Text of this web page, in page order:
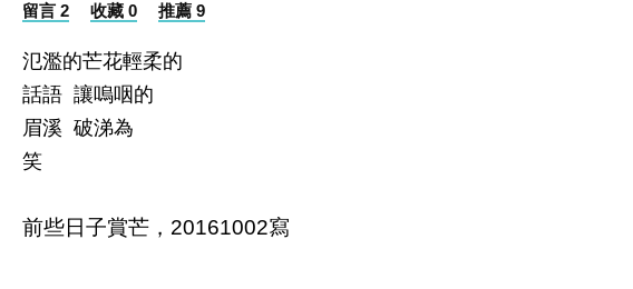
留言 2 收藏 0 推薦 9
氾濫的芒花輕柔的
話語 讓嗚咽的
眉溪 破涕為
笑
前些日子賞芒，20161002寫